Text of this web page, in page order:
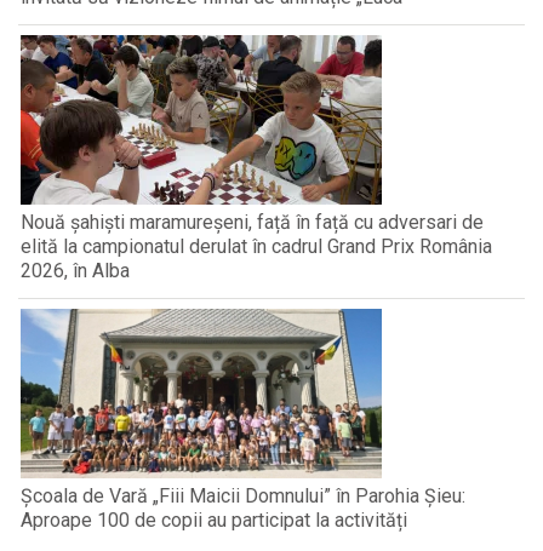
Nouă șahiști maramureșeni, față în față cu adversari de
elită la campionatul derulat în cadrul Grand Prix România
2026, în Alba
Școala de Vară „Fiii Maicii Domnului” în Parohia Șieu:
Aproape 100 de copii au participat la activități